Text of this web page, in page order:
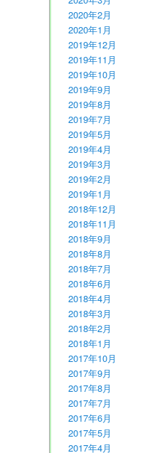
2020年2月
2020年1月
2019年12月
2019年11月
2019年10月
2019年9月
2019年8月
2019年7月
2019年5月
2019年4月
2019年3月
2019年2月
2019年1月
2018年12月
2018年11月
2018年9月
2018年8月
2018年7月
2018年6月
2018年4月
2018年3月
2018年2月
2018年1月
2017年10月
2017年9月
2017年8月
2017年7月
2017年6月
2017年5月
2017年4月